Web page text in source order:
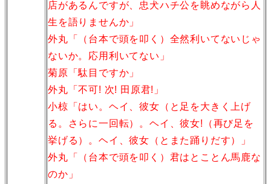
店があるんですが、忠犬ハチ公を眺めながら人
生を語りませんか」
外丸「（台本で頭を叩く）全然利いてないじゃ
ないか。応用利いてない」
菊原「駄目ですか」
外丸「不可! 次! 田原君!」
小椋「はい。ヘイ、彼女（と足を大きく上げ
る。さらに一回転）。ヘイ、彼女!（再び足を
挙げる）。ヘイ、彼女（とまた踊りだす）」
外丸「（台本で頭を叩く）君はとことん馬鹿な
のか」